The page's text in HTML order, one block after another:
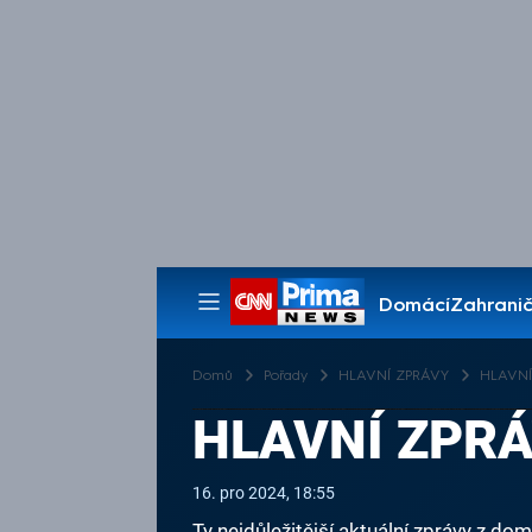
Domácí
Pořady
Domů Pořady HLAVNÍ ZPRÁVY
HLAVNÍ
16. pro 2024, 18:55